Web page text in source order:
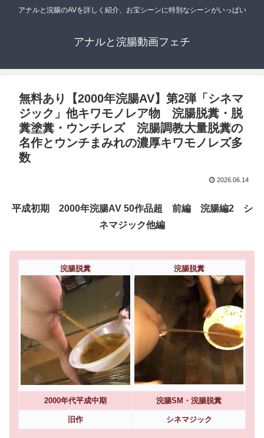
アナルと浣腸のAVを詳しく紹介、お宝シーンに特別なシーンがいっぱい
アナルと浣腸動画フェチ
無料あり【2000年浣腸AV】第2弾「シネマ
ジック」他キワモノレア物 浣腸脱糞・脱
糞塗糞・ウンチレズ 浣腸調教大量脱糞の
名作とウンチまみれの濃厚キワモノレズ多
数
2026.06.14
平成初期 2000年浣腸AV 50作品超 前編 浣腸編2 シ
ネマジック他編
浣腸脱糞 浣腸脱糞
2000年代平成中期 浣腸SM・浣腸脱糞
旧作 シネマジック